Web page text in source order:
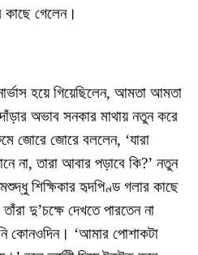
কাছে গেলেন।
হয়ে গিয়েছিলেন, আমতা আমতা
অভাব সনকার মাথায় নতুন করে
জোরে জোরে বললেন, ‘যারা
না, তারা আবার পড়াবে কি?’ নতুন
শিক্ষিকার হৃদপিণ্ড গলার কাছে
দু’চক্ষে দেখতে পারতেন না
কোনওদিন। ‘আমার পোশাকটা